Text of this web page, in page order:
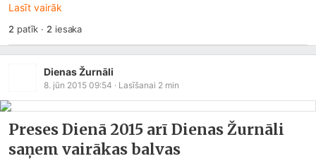
Lasīt vairāk
2 patīk · 2 iesaka
Dienas Žurnāli
8. jūn 2015 09:54 · Lasīšanai 2 min
Preses Dienā 2015 arī Dienas Žurnāli
saņem vairākas balvas